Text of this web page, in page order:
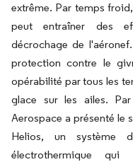
extrême. Par temps
peut entraîner des
décrochage de
protection contre le
opérabilité par tous les
glace sur les ailes.
Aerospace a présenté le
Helios, un système
électrothermique